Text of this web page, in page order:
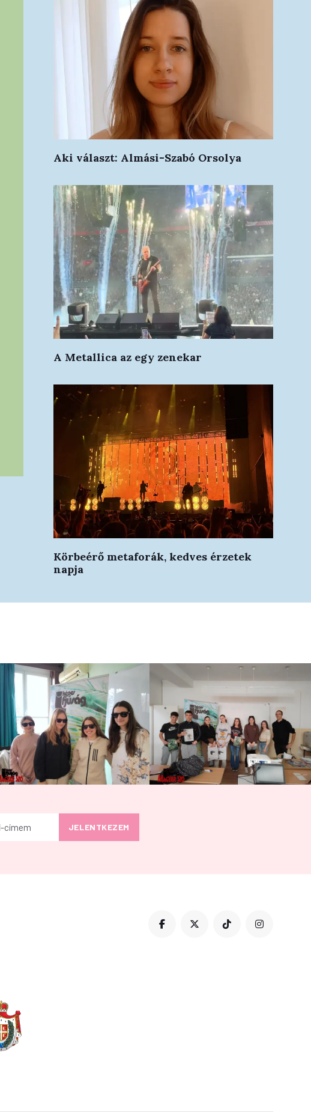
Aki választ: Almási-Szabó Orsolya
A Metallica az egy zenekar
Körbeérő metaforák, kedves érzetek
napja